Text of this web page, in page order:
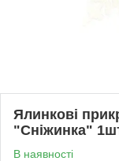
Ялинкові
"Сніжинка"
В наявності